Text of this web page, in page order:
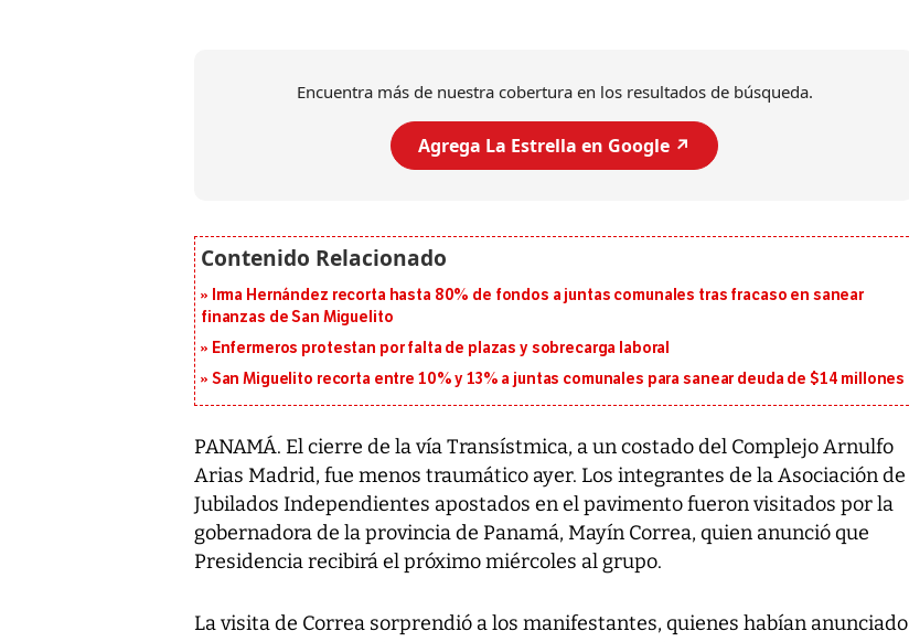
Encuentra más de nuestra cobertura en los resultados de búsqueda.
Agrega La Estrella en Google ↗️
Irma Hernández recorta hasta 80% de fondos a juntas comunales tras fracaso en sanear
finanzas de San Miguelito
Enfermeros protestan por falta de plazas y sobrecarga laboral
San Miguelito recorta entre 10% y 13% a juntas comunales para sanear deuda de $14 millones
PANAMÁ. El cierre de la vía Transístmica, a un costado del Complejo Arnulfo
Arias Madrid, fue menos traumático ayer. Los integrantes de la Asociación de
Jubilados Independientes apostados en el pavimento fueron visitados por la
gobernadora de la provincia de Panamá, Mayín Correa, quien anunció que
Presidencia recibirá el próximo miércoles al grupo.
La visita de Correa sorprendió a los manifestantes, quienes habían anunciado
al sur de Japón, provocando una